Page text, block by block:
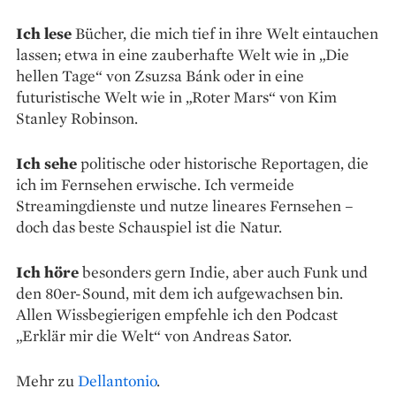
Ich leseBücher, die mich tief in ihre Welt eintauchen
lassen; etwa in eine zauberhafte Welt wie in „Die
hellen Tage“ von Zsuzsa Bánk oder in eine
futuristische Welt wie in „Roter Mars“ von Kim
Stanley Robinson.
Ich sehepolitische oder historische Reportagen, die
ich im Fernsehen erwische. Ich vermeide
Streamingdienste und nutze lineares Fern­sehen –
doch das beste Schauspiel ist die Natur.
Ich hörebesonders gern Indie, aber auch Funk und
den 80er-Sound, mit dem ich aufgewachsen bin.
Allen Wissbegierigen empfehle ich den Podcast
„Erklär mir die Welt“ von Andreas Sator.
Mehr zuDellantonio.